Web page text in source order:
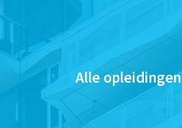
Alle opleidingen